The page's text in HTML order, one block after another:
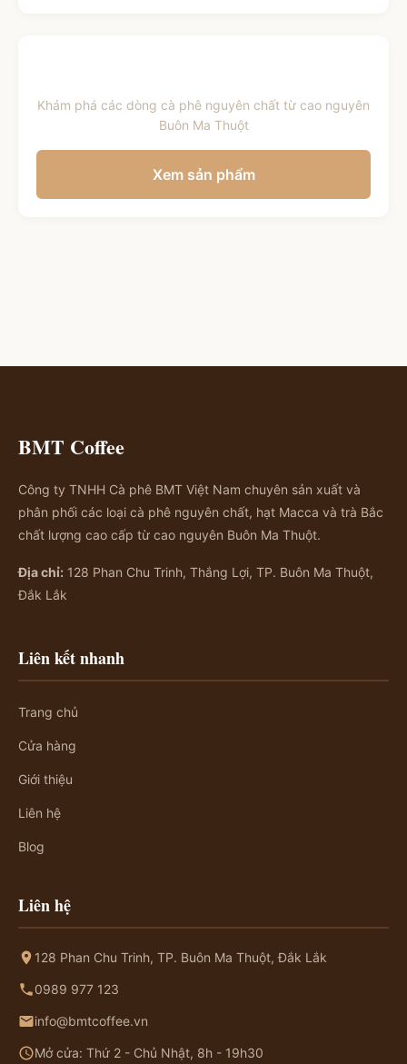
Khám phá các dòng cà phê nguyên chất từ cao nguyên
Buôn Ma Thuột
Xem sản phẩm
BMT Coffee
Công ty TNHH Cà phê BMT Việt Nam chuyên sản xuất và
phân phối các loại cà phê nguyên chất, hạt Macca và trà Bắc
chất lượng cao cấp từ cao nguyên Buôn Ma Thuột.
Địa chỉ: 128 Phan Chu Trinh, Thắng Lợi, TP. Buôn Ma Thuột,
Đắk Lắk
Liên kết nhanh
Trang chủ
Cửa hàng
Giới thiệu
Liên hệ
Blog
Liên hệ
128 Phan Chu Trinh, TP. Buôn Ma Thuột, Đắk Lắk
0989 977 123
info@bmtcoffee.vn
Mở cửa: Thứ 2 - Chủ Nhật, 8h - 19h30